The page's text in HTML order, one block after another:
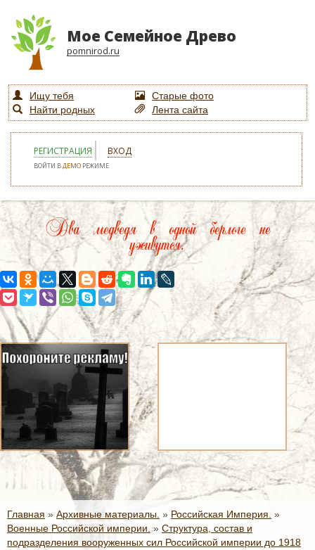
Мое Семейное Древо
pomnirod.ru
Ищу тебя
Старые фото
Найти родных
Лента сайта
РЕГИСТРАЦИЯ ВХОД
ВОЙТИ ВДЕМО РЕЖИМЕ
Два медведя в одной берлоге не
уживутся.
Главная » Архивные материалы. » Российская Империя. »
Военные Российской империи. » Структура, состав и
подразделения вооруженных сил Российской империи до 1918